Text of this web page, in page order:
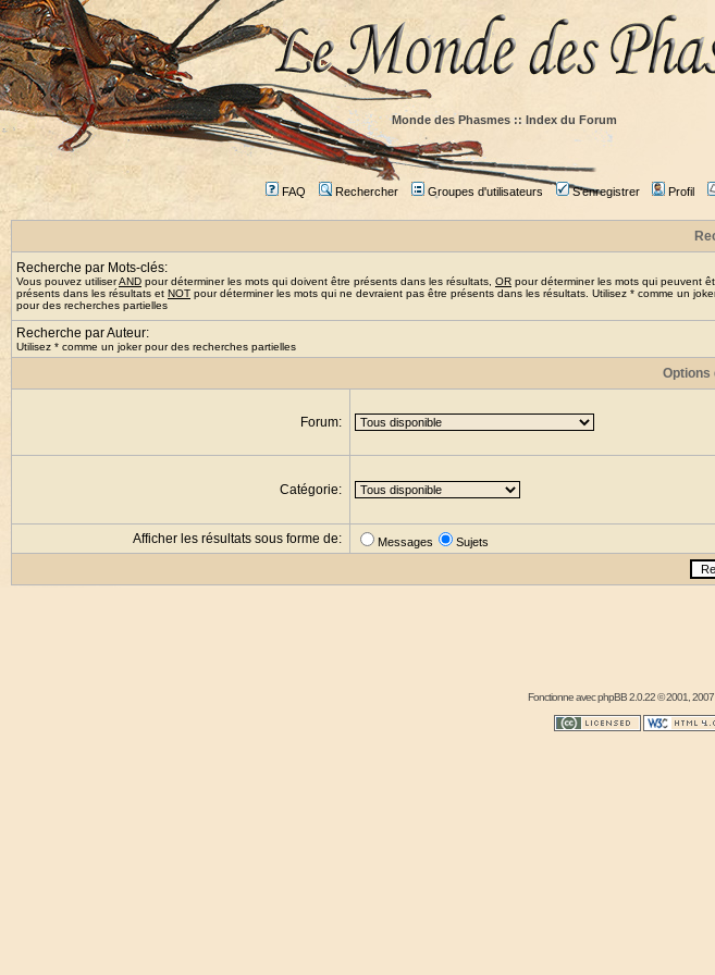
Monde des Phasmes :: Index du Forum
FAQ Rechercher Groupes d'utilisateurs S'enregistrer Profil
Recherche par Mots-clés:
Vous pouvez utiliserAND pour déterminer les mots qui doivent être présents dans les résultats, OR pour déterminer les mots qui peuvent
présents dans les résultats et NOT pour déterminer les mots qui ne devraient pas être présents dans les résultats. Utilisez * comme un
pour des recherches partielles
Recherche par Auteur:
Utilisez * comme un joker pour des recherches partielles
Options
Forum:
Catégorie:
Afficher les résultats sous forme de: Messages Sujets
Fonctionne avecphpBB2.0.22 © 2001, 2007